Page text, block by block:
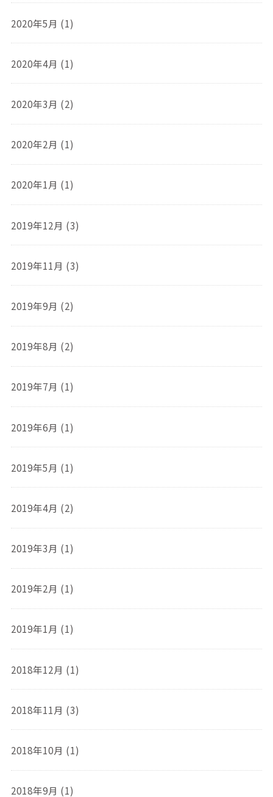
2020年5月 (1)
2020年4月 (1)
2020年3月 (2)
2020年2月 (1)
2020年1月 (1)
2019年12月 (3)
2019年11月 (3)
2019年9月 (2)
2019年8月 (2)
2019年7月 (1)
2019年6月 (1)
2019年5月 (1)
2019年4月 (2)
2019年3月 (1)
2019年2月 (1)
2019年1月 (1)
2018年12月 (1)
2018年11月 (3)
2018年10月 (1)
2018年9月 (1)